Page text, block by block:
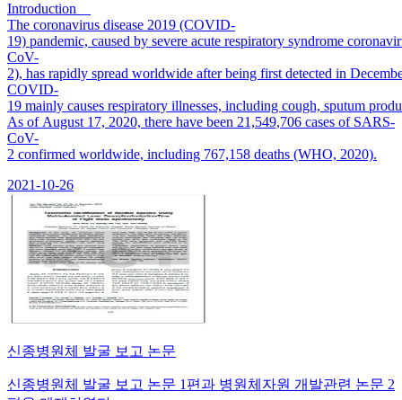
Introduction
The coronavirus disease 2019 (COVID-
19) pandemic, caused by severe acute respiratory syndrome
CoV-
2), has rapidly spread worldwide after being first detected in
COVID-
19 mainly causes respiratory illnesses, including cough, sputum
As of August 17, 2020, there have been 21,549,706 cases of SARS-
CoV-
2 confirmed worldwide, including 767,158 deaths (WHO, 2020).
2021-10-26
신종병원체 발굴 보고 논문
신종병원체 발굴 보고 논문 1편과 병원체자원 개발관련 논문 2